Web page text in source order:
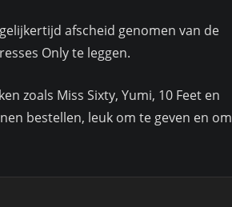
afscheid genomen van de
Only te leggen.
zoals Miss Sixty, Yumi, 10 Feet en
bestellen, leuk om te geven en om